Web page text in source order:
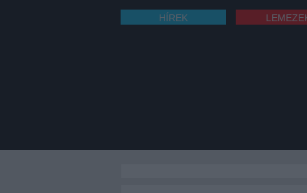
HÍREK